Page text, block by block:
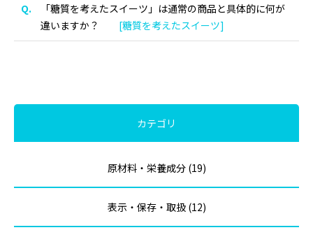
「糖質を考えたスイーツ」は通常の商品と具体的に何が
違いますか？
[糖質を考えたスイーツ]
カテゴリ
原材料・栄養成分 (19)
表示・保存・取扱 (12)